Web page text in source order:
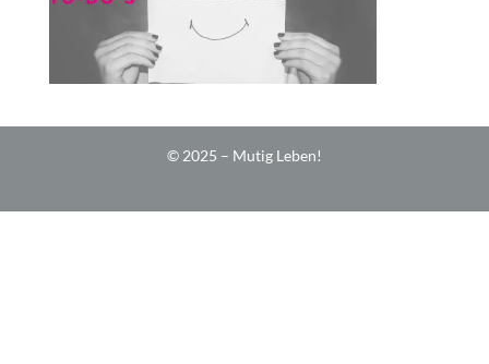
© 2025 – Mutig Leben!